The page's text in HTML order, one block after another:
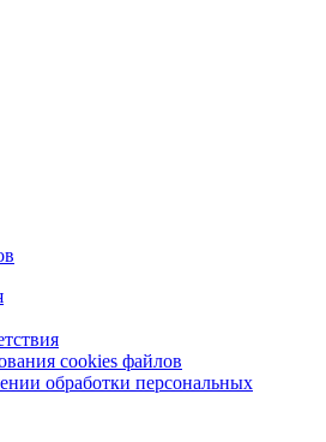
cookies файлов
обработки персональных